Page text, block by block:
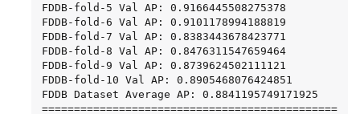
FDDB-fold-5 Val AP: 0.9166445508275378
FDDB-fold-6 Val AP: 0.9101178994188819
FDDB-fold-7 Val AP: 0.8383443678423771
FDDB-fold-8 Val AP: 0.8476311547659464
FDDB-fold-9 Val AP: 0.8739624502111121
FDDB-fold-10 Val AP: 0.8905468076424851
FDDB Dataset Average AP: 0.8841195749171925
==============================================